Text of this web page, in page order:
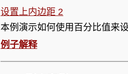
设置上内边距 2
本例演示如何使用百分比值来
例子解释